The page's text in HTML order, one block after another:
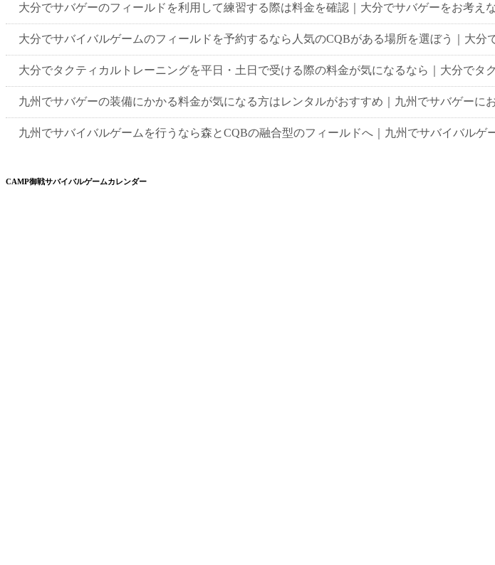
大分でサバゲーのフィールドを利用して練習する際は料金を確認｜大分でサバゲーをお考え
大分でサバイバルゲームのフィールドを予約するなら人気のCQBがある場所を選ぼう｜大分
大分でタクティカルトレーニングを平日・土日で受ける際の料金が気になるなら｜大分でタ
九州でサバゲーの装備にかかる料金が気になる方はレンタルがおすすめ｜九州でサバゲーに
九州でサバイバルゲームを行うなら森とCQBの融合型のフィールドへ｜九州でサバイバルゲ
CAMP御戦サバイバルゲームカレンダー